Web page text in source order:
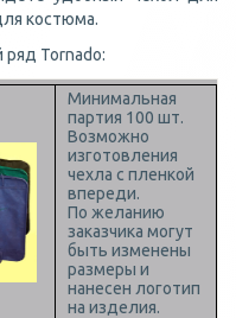
костюма.
Tornado:
Минимальная
партия 100 шт.
Возможно
изготовления
чехла с пленкой
впереди.
По желанию
заказчика могут
быть изменены
размеры и
нанесен логотип
на изделия.